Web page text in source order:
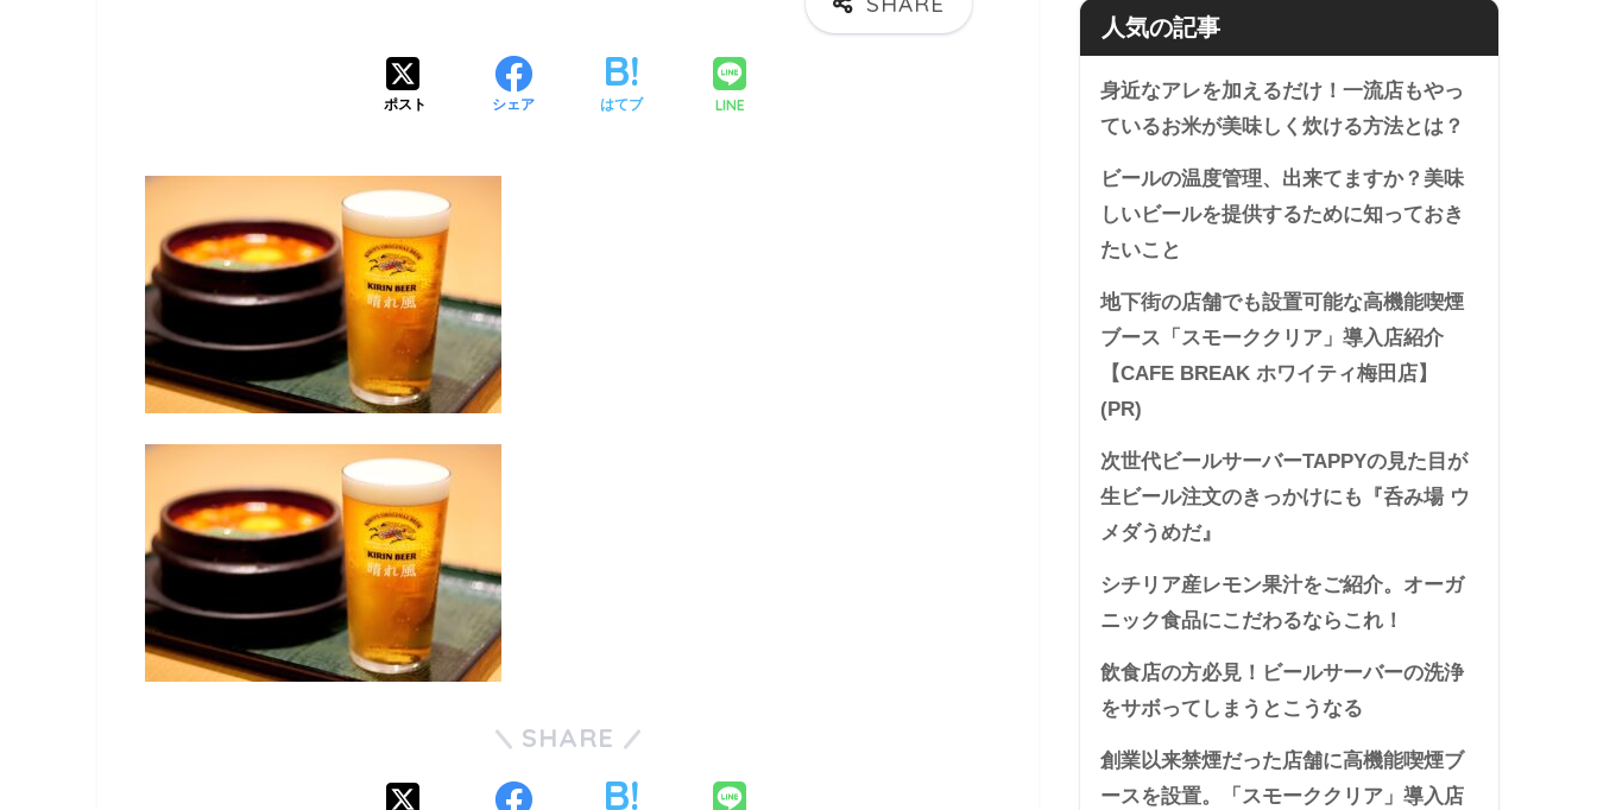
ポスト シェア はてブ LINE
SHARE
人気の記事
身近なアレを加えるだけ！一流店もやっ
ているお米が美味しく炊ける方法とは？
ビールの温度管理、出来てますか？美味
しいビールを提供するために知っておき
たいこと
地下街の店舗でも設置可能な高機能喫煙
ブース「スモーククリア」導入店紹介
【CAFE BREAK ホワイティ梅田店】
(PR)
次世代ビールサーバーTAPPYの見た目が
生ビール注文のきっかけにも『呑み場 ウ
メダうめだ』
シチリア産レモン果汁をご紹介。オーガ
ニック食品にこだわるならこれ！
飲食店の方必見！ビールサーバーの洗浄
をサボってしまうとこうなる
創業以来禁煙だった店舗に高機能喫煙ブ
ースを設置。「スモーククリア」導入店